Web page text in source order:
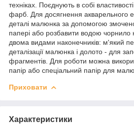
техніках. Поєднують в собі
фарб. Для досягнення акварельного
деталі малюнка за допомогою
папері або розбавити водою чорнило
двома видами наконечників: м'який
деталізації малюнка і долото - для
фрагментів. Для роботи можна
папір або спеціальний папір для
Приховати
Характеристики